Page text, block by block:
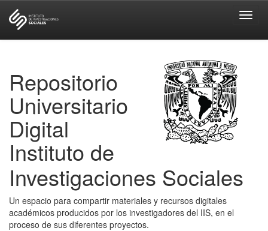
Repositorio
Universitario
Digital
Instituto de
Investigaciones Sociales
Un espacio para compartir materiales y recursos digitales
académicos producidos por los investigadores del IIS, en el
proceso de sus diferentes proyectos.